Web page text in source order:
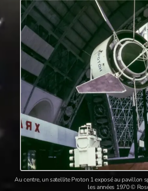
Au centre, un satellite Proton 1 exposé au pavillon
les années 1970 ©